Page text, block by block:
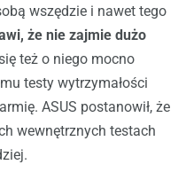
wszędzie i nawet tego
że nie zajmie dużo
też o niego mocno
testy wytrzymałości
ASUS postanowił, że
wewnętrznych testach